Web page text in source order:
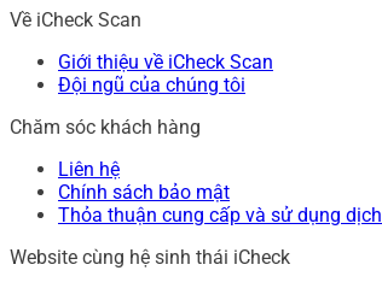
Về iCheck Scan
Giới thiệu về iCheck Scan
Đội ngũ của chúng tôi
Chăm sóc khách hàng
Liên hệ
Chính sách bảo mật
Thỏa thuận cung cấp và sử dụng
Website cùng hệ sinh thái iCheck